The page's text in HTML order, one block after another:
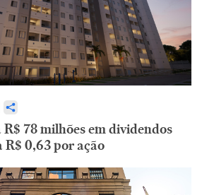
78 milhões em dividendos
0,63 por ação